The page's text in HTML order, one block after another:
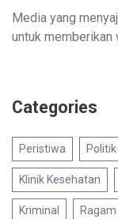
Media yang
untuk memberikan
Categories
Peristiwa Politik
Klinik Kesehatan
Kriminal Ragam